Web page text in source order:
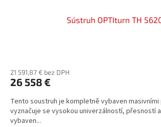
Sústruh OPTIturn TH
21 591,87 € bez DPH
26 558 €
Tento soustruh je kompletně vybaven masivními
vyznačuje se vysokou univerzálností, přesností
vybaven...